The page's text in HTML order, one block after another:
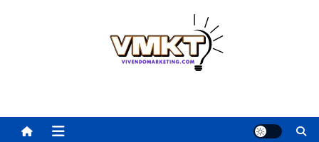
Para Revenda | Vivendo